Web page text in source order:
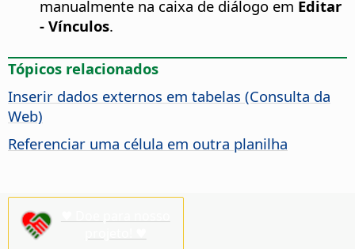
manualmente na caixa de diálogo em Editar
- Vínculos.
Tópicos relacionados
Inserir dados externos em tabelas (Consulta da
Web)
Referenciar uma célula em outra planilha